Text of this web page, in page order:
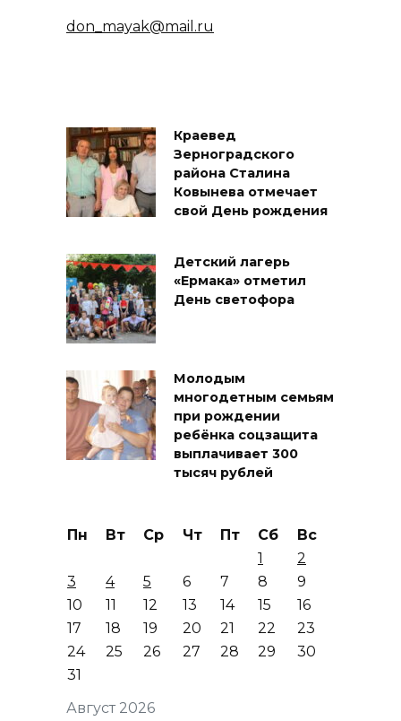
don_mayak@mail.ru
Краевед
Зерноградского
района Сталина
Ковынева отмечает
свой День рождения
Детский лагерь
«Ермака» отметил
День светофора
Молодым
многодетным семьям
при рождении
ребёнка соцзащита
выплачивает 300
тысяч рублей
Август 2026
Пн Вт Ср Чт Пт Сб
Вс
1
2
3
4 5 6 7 8
9
10
11 12 13 14 15
16
17
18 19 20 21 22
23
24
25 26 27 28 29
30
31